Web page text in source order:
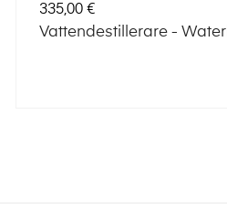
Pris
335,00 €
Vattendestillerare -